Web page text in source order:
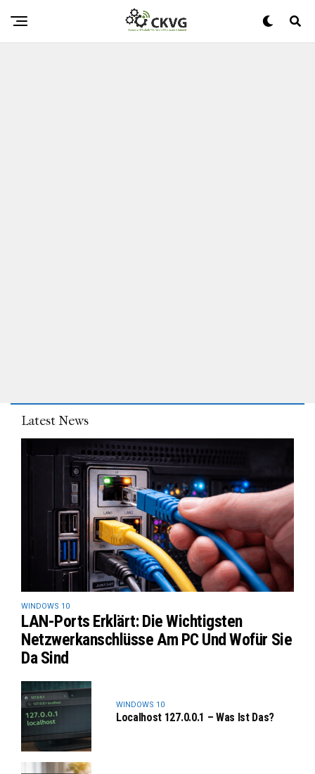
Ransomware-Angreifer Missbrauchen Das VoIP-
Instrument, Um Organisationen Zu Verletzen
Latest News
WINDOWS 10
LAN-Ports Erklärt: Die Wichtigsten
Netzwerkanschlüsse Am PC Und Wofür Sie
Da Sind
WINDOWS 10
Localhost 127.0.0.1 – Was Ist Das?